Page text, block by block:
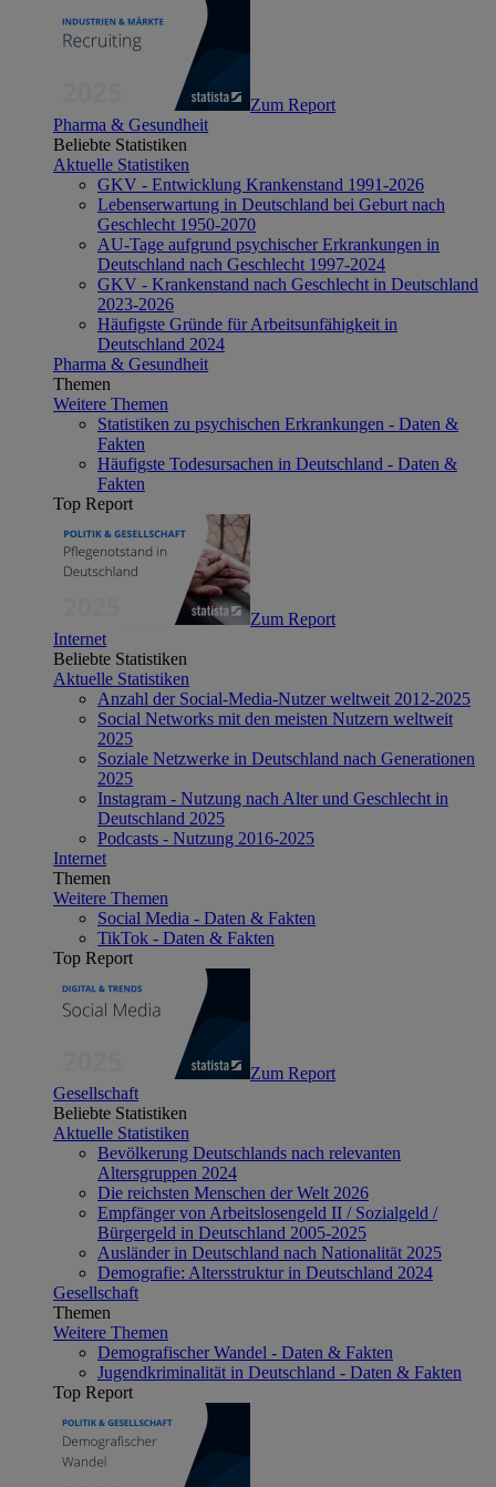
Zum Report
Pharma & Gesundheit
Beliebte Statistiken
Aktuelle Statistiken
GKV - Entwicklung Krankenstand 1991-2026
Lebenserwartung in Deutschland bei Geburt nach
Geschlecht 1950-2070
AU-Tage aufgrund psychischer Erkrankungen in
Deutschland nach Geschlecht 1997-2024
GKV - Krankenstand nach Geschlecht in Deutschland
2023-2026
Häufigste Gründe für Arbeitsunfähigkeit in
Deutschland 2024
Pharma & Gesundheit
Themen
Weitere Themen
Statistiken zu psychischen Erkrankungen - Daten &
Fakten
Häufigste Todesursachen in Deutschland - Daten &
Fakten
Top Report
Zum Report
Internet
Beliebte Statistiken
Aktuelle Statistiken
Anzahl der Social-Media-Nutzer weltweit 2012-2025
Social Networks mit den meisten Nutzern weltweit
2025
Soziale Netzwerke in Deutschland nach Generationen
2025
Instagram - Nutzung nach Alter und Geschlecht in
Deutschland 2025
Podcasts - Nutzung 2016-2025
Internet
Themen
Weitere Themen
Social Media - Daten & Fakten
TikTok - Daten & Fakten
Top Report
Zum Report
Gesellschaft
Beliebte Statistiken
Aktuelle Statistiken
Bevölkerung Deutschlands nach relevanten
Altersgruppen 2024
Die reichsten Menschen der Welt 2026
Empfänger von Arbeitslosengeld II / Sozialgeld /
Bürgergeld in Deutschland 2005-2025
Ausländer in Deutschland nach Nationalität 2025
Demografie: Altersstruktur in Deutschland 2024
Gesellschaft
Themen
Weitere Themen
Demografischer Wandel - Daten & Fakten
Jugendkriminalität in Deutschland - Daten & Fakten
Top Report